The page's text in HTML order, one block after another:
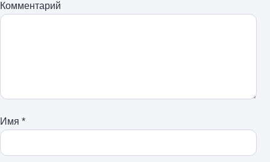
Комментарий
Имя *